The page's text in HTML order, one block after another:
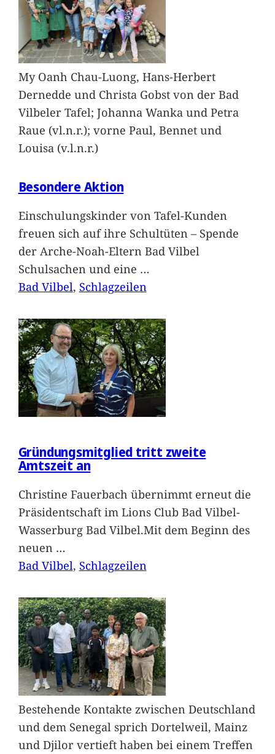
My Oanh Chau-Luong, Hans-Herbert
Dernedde und Christa Gobst von der Bad
Vilbeler Tafel; Johanna Wanka und Petra
Raue (vl.n.r.); vorne Paul, Bennet und
Louisa (v.l.n.r.)
Besondere Aktion
Einschulungskinder von Tafel-Kunden
freuen sich auf ihre Schultüten – Spende
der Arche-Noah-Eltern Bad Vilbel
Schulsachen und eine …
Bad Vilbel, Schlagzeilen
Gründungsmitglied tritt zweite
Amtszeit an
Christine Fauerbach übernimmt erneut die
Präsidentschaft im Lions Club Bad Vilbel-
Wasserburg Bad Vilbel.Mit dem Beginn des
neuen …
Bad Vilbel, Schlagzeilen
Bestehende Kontakte zwischen Deutschland
und dem Senegal sprich Dortelweil, Mainz
und Djilor vertieft haben bei einem Treffen